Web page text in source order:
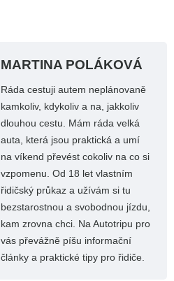
MARTINA POLÁKOVÁ
Ráda cestuji autem neplánovaně
kamkoliv, kdykoliv a na, jakkoliv
dlouhou cestu. Mám ráda velká
auta, která jsou praktická a umí
na víkend převést cokoliv na co si
vzpomenu. Od 18 let vlastním
řidičský průkaz a užívám si tu
bezstarostnou a svobodnou jízdu,
kam zrovna chci. Na Autotripu pro
vás převážně píšu informační
články a praktické tipy pro řidiče.